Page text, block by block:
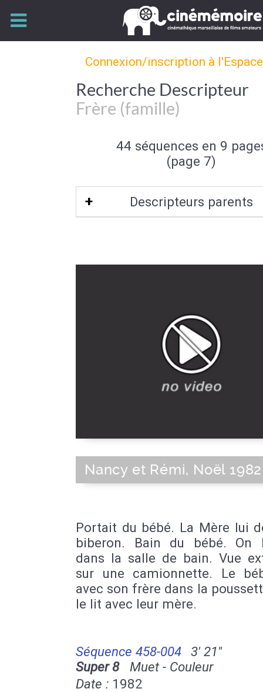
Connexion/inscription à
Recherche Descripteur
Frère (famille)
44 séquences en 9
(page 7)
Descripteurs parents
Nancy et Rémi, Noël 1982
Portait du bébé. La Mère lui
biberon. Bain du bébé. On
dans la salle de bain. Vue
sur une camionnette. Le
avec son frère dans la
le lit avec leur mère.
Séquence 458-004
3' 21''
Super 8Muet - Couleur
Date : 1982